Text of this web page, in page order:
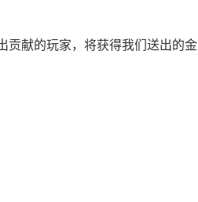
贡献的玩家，将获得我们送出的金